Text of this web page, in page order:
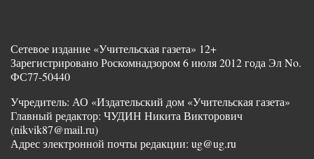
Сетевое издание «Учительская газета» 12+
Зарегистрировано Роскомнадзором 6 июля 2012 года Эл No.
ФС77-50440
Учредитель: АО «Издательский дом «Учительская газета»
Главный редактор: ЧУДИН Никита Викторович
(nikvik87@mail.ru)
Адрес электронной почты редакции: ug@ug.ru